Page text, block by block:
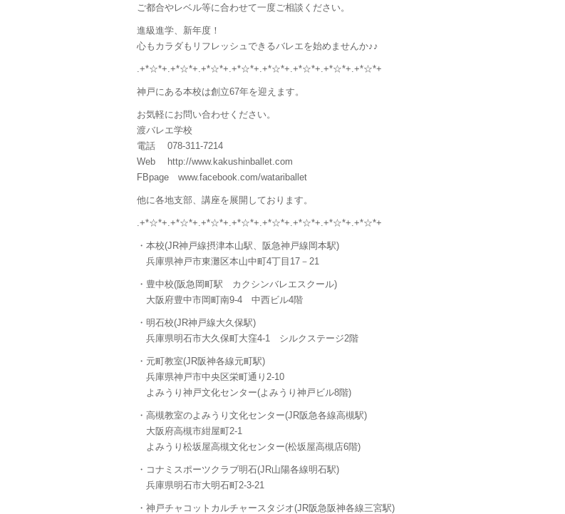
ご都合やレベル等に合わせて一度ご相談ください。
進級進学、新年度！
心もカラダもリフレッシュできるバレエを始めませんか♪♪
.+*☆*+.+*☆*+.+*☆*+.+*☆*+.+*☆*+.+*☆*+.+*☆*+.+*☆*+
神戸にある本校は創立67年を迎えます。
お気軽にお問い合わせください。
渡バレエ学校
電話 078-311-7214
Web http://www.kakushinballet.com
FBpage www.facebook.com/watariballet
他に各地支部、講座を展開しております。
.+*☆*+.+*☆*+.+*☆*+.+*☆*+.+*☆*+.+*☆*+.+*☆*+.+*☆*+
・本校(JR神戸線摂津本山駅、阪急神戸線岡本駅)
兵庫県神戸市東灘区本山中町4丁目17－21
・豊中校(阪急岡町駅 カクシンバレエスクール)
大阪府豊中市岡町南9-4 中西ビル4階
・明石校(JR神戸線大久保駅)
兵庫県明石市大久保町大窪4-1 シルクステージ2階
・元町教室(JR阪神各線元町駅)
兵庫県神戸市中央区栄町通り2-10
よみうり神戸文化センター(よみうり神戸ビル8階)
・高槻教室のよみうり文化センター(JR阪急各線高槻駅)
大阪府高槻市紺屋町2-1
よみうり松坂屋高槻文化センター(松坂屋高槻店6階)
・コナミスポーツクラブ明石(JR山陽各線明石駅)
兵庫県明石市大明石町2-3-21
・神戸チャコットカルチャースタジオ(JR阪急阪神各線三宮駅)